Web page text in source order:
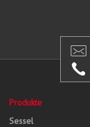
Produkte
Sessel